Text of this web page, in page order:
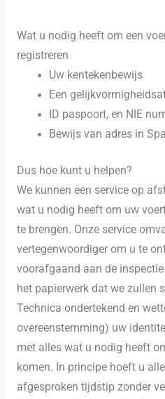
Wat u nodig heeft om een
registreren
Uw kentekenbewijs
Een
ID paspoort, en NIE
Bewijs van adres in
Dus hoe kunt u helpen?
We kunnen een service op
wat u nodig heeft om uw
te brengen. Onze service
vertegenwoordiger om u te
voorafgaand aan de
het papierwerk dat we zullen
Technica ondertekend en
overeenstemming) uw
met alles wat u nodig heeft
komen. In principe hoeft u
afgesproken tijdstip zonder